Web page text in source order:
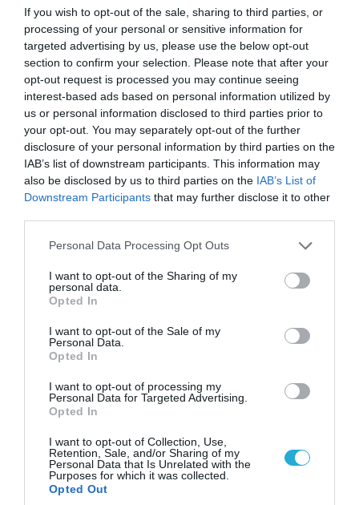
If you wish to opt-out of the sale, sharing to third parties, or
processing of your personal or sensitive information for
targeted advertising by us, please use the below opt-out
section to confirm your selection. Please note that after your
opt-out request is processed you may continue seeing
interest-based ads based on personal information utilized by
us or personal information disclosed to third parties prior to
your opt-out. You may separately opt-out of the further
disclosure of your personal information by third parties on the
IAB’s list of downstream participants. This information may
also be disclosed by us to third parties on the IAB’s List of
Downstream Participants that may further disclose it to other
Please note that this website/app uses one or more Google
not limited to your visit or usage behaviour. You may click to
grant or deny consent to Google and its third-party tags to
use your data for below specified purposes in below Google
consent section.
Personal Data Processing Opt Outs
I want to opt-out of the Sharing of my
personal data.
Opted In
I want to opt-out of the Sale of my
Personal Data.
Opted In
I want to opt-out of processing my
Personal Data for Targeted Advertising.
Opted In
I want to opt-out of Collection, Use,
Retention, Sale, and/or Sharing of my
Personal Data that Is Unrelated with the
Purposes for which it was collected.
Opted Out
σκοτώθηκαν και ακόμα 1.990 τραυματίστηκαν
14.07.2026 | 17:02
Εντυπωσιακά πλάνα στη Χερσώνα: Yπερ-
βόμβα 3.000 κιλών έπεσε σαν αστραπή από
Su-30 & διέλυσε τους Ουκρανούς (βίντεο)